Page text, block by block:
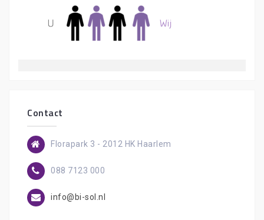
Contact
Florapark 3 - 2012 HK Haarlem
088 7123 000
info@bi-sol.nl